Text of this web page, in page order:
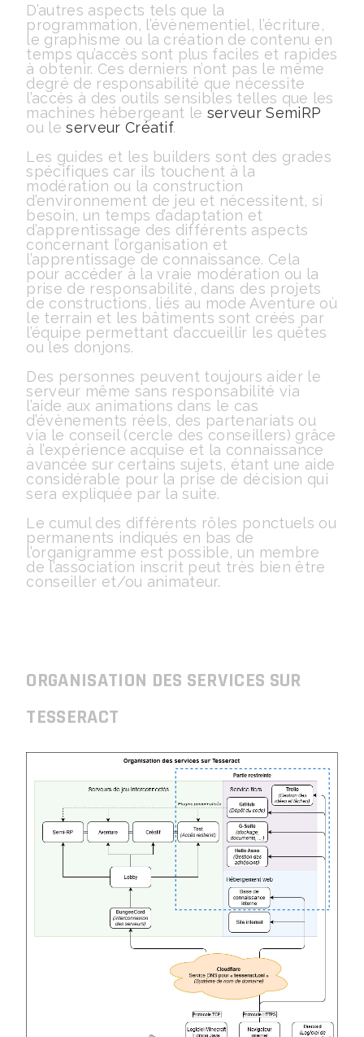
D’autres aspects tels que la
programmation, l’évènementiel, l’écriture,
le graphisme ou la création de contenu en
temps qu’accès sont plus faciles et rapides
à obtenir. Ces derniers n’ont pas le même
degré de responsabilité que nécessite
l’accès à des outils sensibles telles que les
machines hébergeant le serveur SemiRP
ou leserveur Créatif.
Les guides et les builders sont des grades
spécifiques car ils touchent à la
modération ou la construction
d’environnement de jeu et nécessitent, si
besoin, un temps d’adaptation et
d’apprentissage des différents aspects
concernant l’organisation et
l’apprentissage de connaissance. Cela
pour accéder à la vraie modération ou la
prise de responsabilité, dans des projets
de constructions, liés au mode Aventure où
le terrain et les bâtiments sont créés par
l’équipe permettant d’accueillir les quêtes
ou les donjons.
Des personnes peuvent toujours aider le
serveur même sans responsabilité via
l’aide aux animations dans le cas
d’évènements réels, des partenariats ou
via le conseil (cercle des conseillers) grâce
à l’expérience acquise et la connaissance
avancée sur certains sujets, étant une aide
considérable pour la prise de décision qui
sera expliquée par la suite.
Le cumul des différents rôles ponctuels ou
permanents indiqués en bas de
l’organigramme est possible, un membre
de l’association inscrit peut très bien être
conseiller et/ou animateur.
ORGANISATION DES SERVICES SUR
TESSERACT